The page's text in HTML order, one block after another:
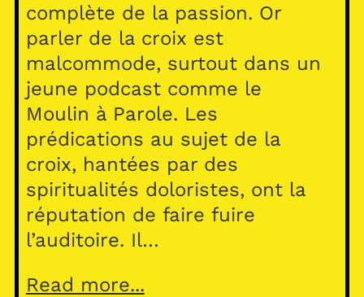
complète de la passion. Or
parler de la croix est
malcommode, surtout dans un
jeune podcast comme le
Moulin à Parole. Les
prédications au sujet de la
croix, hantées par des
spiritualités doloristes, ont la
réputation de faire fuire
l’auditoire. Il…
Read more...